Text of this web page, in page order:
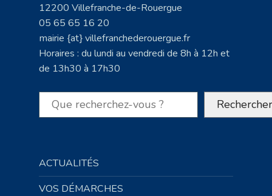
12200 Villefranche-de-Rouergue
05 65 65 16 20
mairie {at} villefranchederouergue.fr
Horaires : du lundi au vendredi de 8h à 12h et
de 13h30 à 17h30
Rechercher Rechercher
ACTUALITÉS
VOS DÉMARCHES